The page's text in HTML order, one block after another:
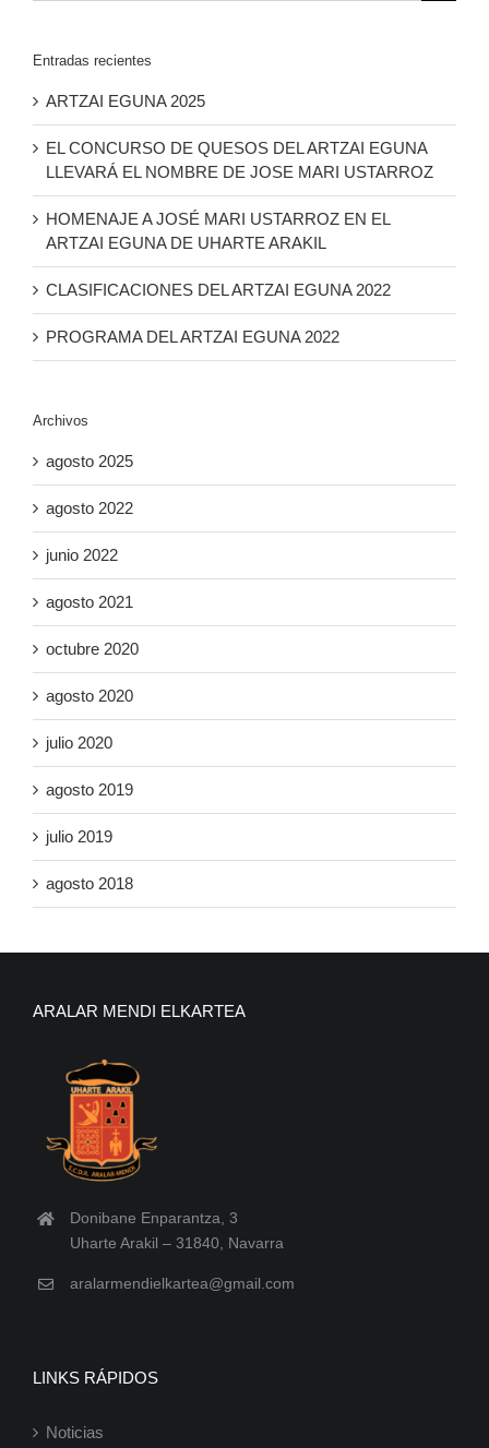
Entradas recientes
ARTZAI EGUNA 2025
EL CONCURSO DE QUESOS DEL ARTZAI EGUNA
LLEVARÁ EL NOMBRE DE JOSE MARI USTARROZ
HOMENAJE A JOSÉ MARI USTARROZ EN EL
ARTZAI EGUNA DE UHARTE ARAKIL
CLASIFICACIONES DEL ARTZAI EGUNA 2022
PROGRAMA DEL ARTZAI EGUNA 2022
Archivos
agosto 2025
agosto 2022
junio 2022
agosto 2021
octubre 2020
agosto 2020
julio 2020
agosto 2019
julio 2019
agosto 2018
ARALAR MENDI ELKARTEA
Donibane Enparantza, 3
Uharte Arakil – 31840, Navarra
aralarmendielkartea@gmail.com
LINKS RÁPIDOS
Noticias